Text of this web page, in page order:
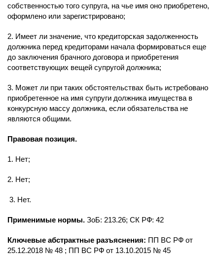
собственностью того супруга, на чье имя оно приобретено,
оформлено или зарегистрировано;
2. Имеет ли значение, что кредиторская задолженность
должника перед кредиторами начала формироваться еще
до заключения брачного договора и приобретения
соответствующих вещей супругой должника;
3. Может ли при таких обстоятельствах быть истребовано
приобретенное на имя супруги должника имущества в
конкурсную массу должника, если обязательства не
являются общими.
Правовая позиция.
1. Нет;
2. Нет;
3. Нет.
Применимые нормы. ЗоБ: 213.26; СК РФ: 42
Ключевые абстрактные разъяснения: ПП ВС РФ от
25.12.2018 № 48 ; ПП ВС РФ от 13.10.2015 № 45